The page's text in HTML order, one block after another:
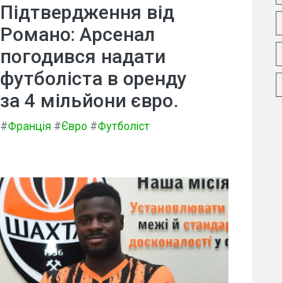
Підтвердження від
Романо: Арсенал
погодився надати
футболіста в оренду
за 4 мільйони євро.
#Франція #Євро #Футболіст